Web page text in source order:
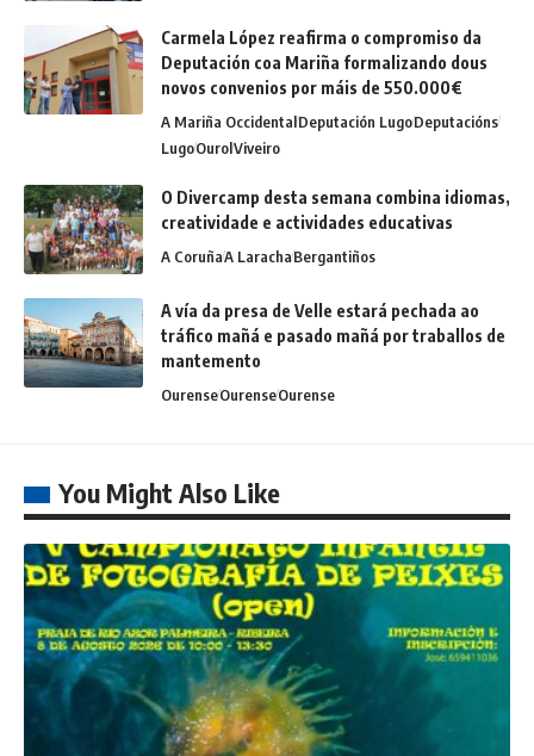
Carmela López reafirma o compromiso da
Deputación coa Mariña formalizando dous
novos convenios por máis de 550.000€
A Mariña OccidentalDeputación LugoDeputacións
LugoOurolViveiro
O Divercamp desta semana combina idiomas,
creatividade e actividades educativas
A CoruñaA LarachaBergantiños
A vía da presa de Velle estará pechada ao
tráfico mañá e pasado mañá por traballos de
mantemento
OurenseOurenseOurense
You Might Also Like